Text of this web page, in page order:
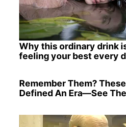
Why this ordinary drink
feeling your best every
Remember Them?
Defined An Era—See